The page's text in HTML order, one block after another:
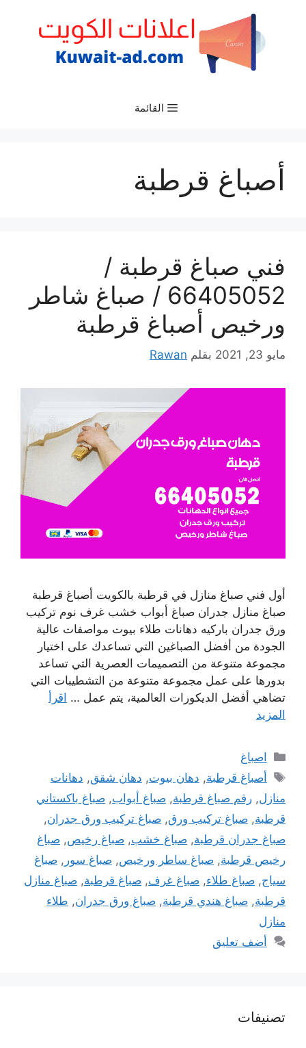
القائمة
أصباغ قرطبة
فني صباغ قرطبة /
66405052 / صباغ شاطر
ورخيص أصباغ قرطبة
مايو 23, 2021 بقلم Rawan
أول فني صباغ منازل في قرطبة بالكويت أصباغ قرطبة
صباغ منازل جدران صباغ أبواب خشب غرف نوم تركيب
ورق جدران باركيه دهانات طلاء بيوت مواصفات عالية
الجودة من أفضل الصباغين التي تساعدك على اختيار
مجموعة متنوعة من التصميمات العصرية التي تساعد
بدورها على عمل مجموعة متنوعة من التشطيبات التي
تضاهي أفضل الديكورات العالمية، يتم عمل … اقرأ
المزيد
التصنيفات
اصباغ
الوسوم
أصباغ قرطبة, دهان بيوت, دهان شقق, دهانات
منازل, رقم صباغ قرطبة, صباغ أبواب, صباغ باكستاني
قرطبة, صباغ تركيب ورق, صباغ تركيب ورق جدران,
صباغ جدران قرطبة, صباغ خشب, صباغ رخيص, صباغ
رخيص قرطبة, صباغ ساطر ورخيص, صباغ سور , صباغ
سياج, صباغ طلاء, صباغ غرف, صباغ قرطبة, صباغ منازل
قرطبة, صباغ هندي قرطبة, صباغ ورق جدران, طلاء
منازل
أضف تعليق
تصنيفات